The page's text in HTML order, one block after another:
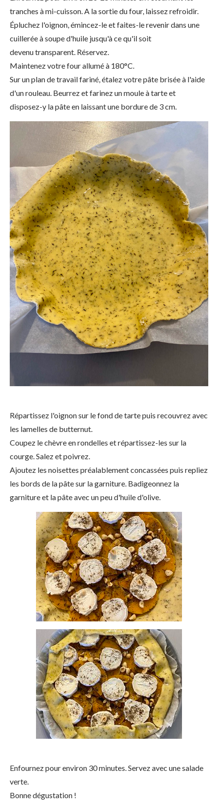
tranches à mi-cuisson. A la sortie du four, laissez refroidir.
Épluchez l'oignon, émincez-le et faites-le revenir dans une
cuillerée à soupe d'huile jusqu'à ce qu'il soit
devenu transparent. Réservez.
Maintenez votre four allumé à 180°C.
Sur un plan de travail fariné, étalez votre pâte brisée à l'aide
d'un rouleau. Beurrez et farinez un moule à tarte et
disposez-y la pâte en laissant une bordure de 3 cm.
Répartissez l'oignon sur le fond de tarte puis recouvrez avec
les lamelles de butternut.
Coupez le chèvre en rondelles et répartissez-les sur la
courge. Salez et poivrez.
Ajoutez les noisettes préalablement concassées puis repliez
les bords de la pâte sur la garniture. Badigeonnez la
garniture et la pâte avec un peu d'huile d'olive.
Enfournez pour environ 30 minutes. Servez avec une salade
verte.
Bonne dégustation !